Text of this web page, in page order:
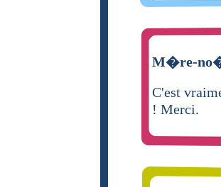
M�re-
C'est
! Merci.